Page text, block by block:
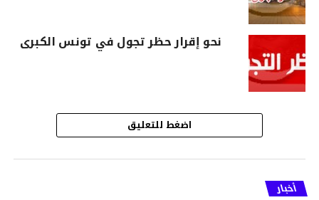
نحو إقرار حظر تجول في تونس الكبرى
اضغط للتعليق
أخبار